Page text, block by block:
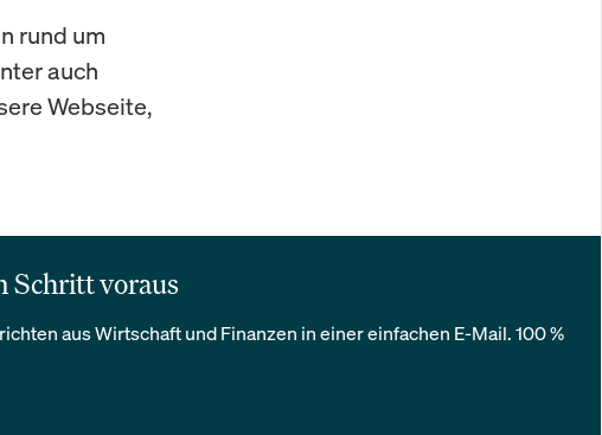
rund um
auch
Webseite,
Schritt voraus
aus Wirtschaft und Finanzen in einer einfachen E-Mail. 100 %